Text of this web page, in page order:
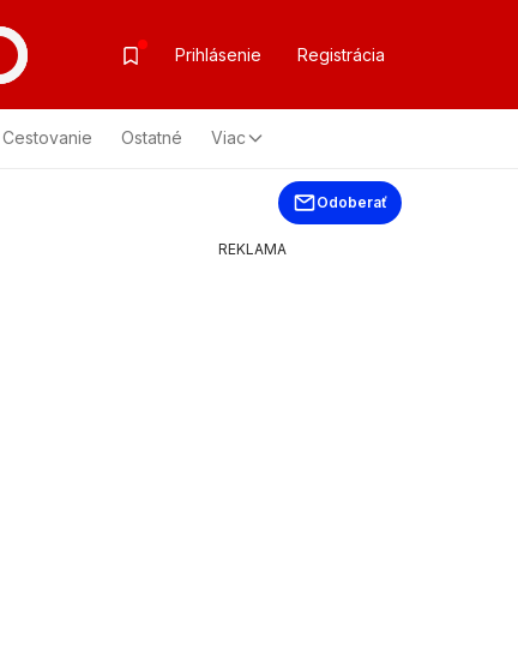
Prihlásenie Registrácia
Cestovanie Ostatné Viac
Odoberať
REKLAMA